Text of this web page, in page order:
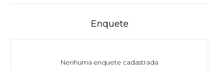
Enquete
Nenhuma enquete cadastrada